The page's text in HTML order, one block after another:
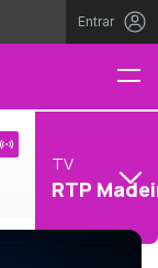
Entrar
TV
RTP